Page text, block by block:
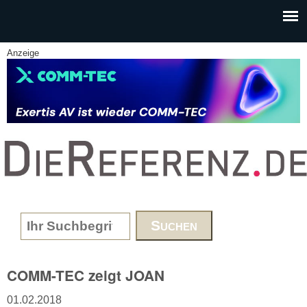
Anzeige
www.DieReferenz.de
Search form
COMM-TEC zeigt JOAN
01.02.2018